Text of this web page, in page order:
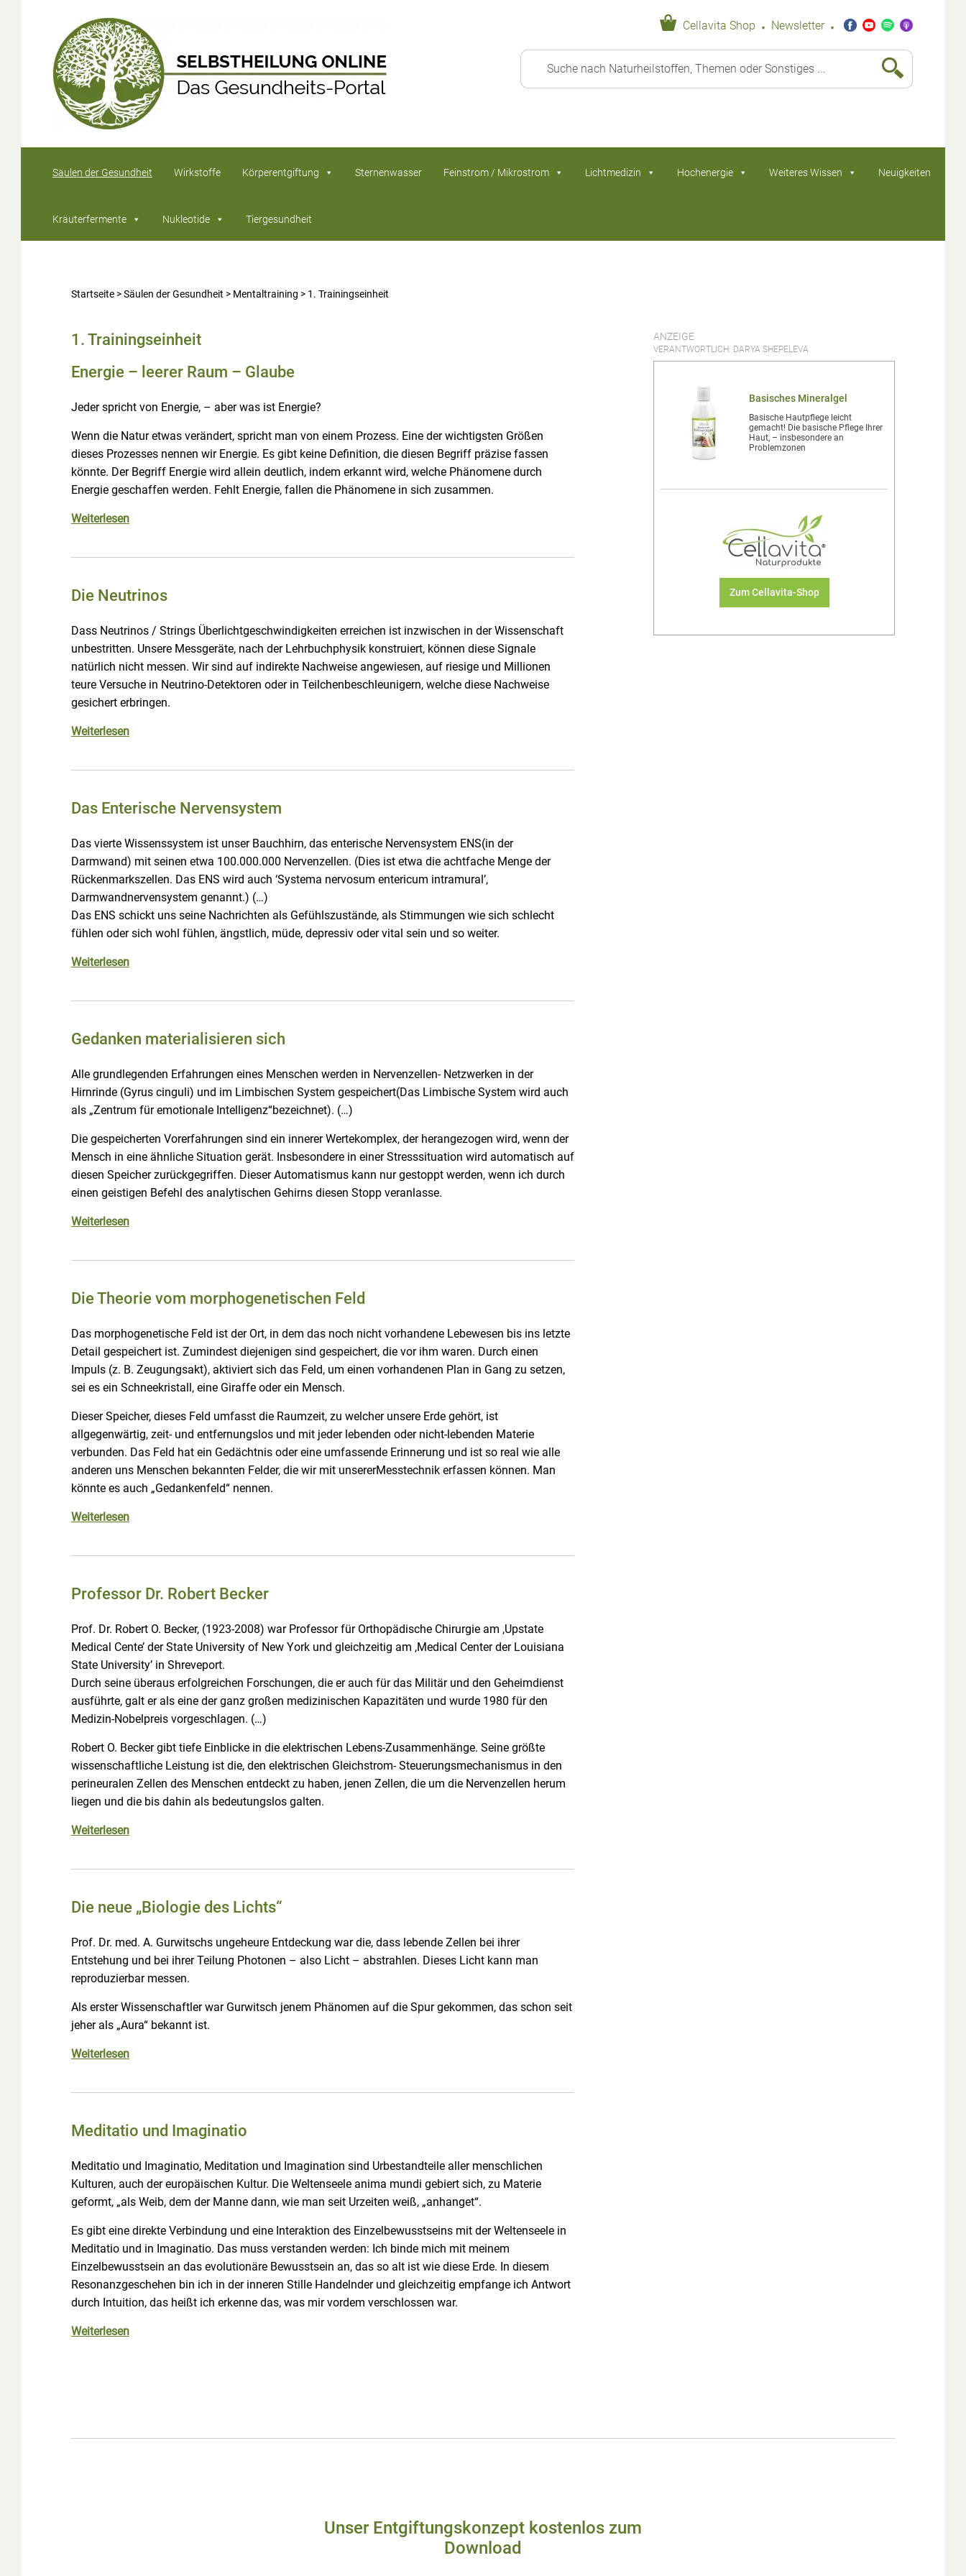
Cellavita Shop · Newsletter ·
Säulen der Gesundheit Wirkstoffe Körperentgiftung Sternenwasser Feinstrom / Mikrostrom Lichtmedizin Hochenergie Weiteres Wissen Neuigkeiten
Kräuterfermente Nukleotide Tiergesundheit
Startseite >Säulen der Gesundheit > Mentaltraining > 1. Trainingseinheit
1. Trainingseinheit
Energie – leerer Raum – Glaube
Jeder spricht von Energie, – aber was ist Energie?
Wenn die Natur etwas verändert, spricht man von einem Prozess. Eine der wichtigsten Größen
dieses Prozesses nennen wir Energie. Es gibt keine Definition, die diesen Begriff präzise fassen
könnte. Der Begriff Energie wird allein deutlich, indem erkannt wird, welche Phänomene durch
Energie geschaffen werden. Fehlt Energie, fallen die Phänomene in sich zusammen.
Weiterlesen
Die Neutrinos
Dass Neutrinos / Strings Überlichtgeschwindigkeiten erreichen ist inzwischen in der Wissenschaft
unbestritten. Unsere Messgeräte, nach der Lehrbuchphysik konstruiert, können diese Signale
natürlich nicht messen. Wir sind auf indirekte Nachweise angewiesen, auf riesige und Millionen
teure Versuche in Neutrino-Detektoren oder in Teilchenbeschleunigern, welche diese Nachweise
gesichert erbringen.
Weiterlesen
Das Enterische Nervensystem
Das vierte Wissenssystem ist unser Bauchhirn, das enterische Nervensystem ENS(in der
Darmwand) mit seinen etwa 100.000.000 Nervenzellen. (Dies ist etwa die achtfache Menge der
Rückenmarkszellen. Das ENS wird auch ‘Systema nervosum entericum intramural’,
Darmwandnervensystem genannt.) (…)
Das ENS schickt uns seine Nachrichten als Gefühlszustände, als Stimmungen wie sich schlecht
fühlen oder sich wohl fühlen, ängstlich, müde, depressiv oder vital sein und so weiter.
Weiterlesen
Gedanken materialisieren sich
Alle grundlegenden Erfahrungen eines Menschen werden in Nervenzellen- Netzwerken in der
Hirnrinde (Gyrus cinguli) und im Limbischen System gespeichert(Das Limbische System wird auch
als „Zentrum für emotionale Intelligenz“bezeichnet). (…)
Die gespeicherten Vorerfahrungen sind ein innerer Wertekomplex, der herangezogen wird, wenn der
Mensch in eine ähnliche Situation gerät. Insbesondere in einer Stresssituation wird automatisch auf
diesen Speicher zurückgegriffen. Dieser Automatismus kann nur gestoppt werden, wenn ich durch
einen geistigen Befehl des analytischen Gehirns diesen Stopp veranlasse.
Weiterlesen
Die Theorie vom morphogenetischen Feld
Das morphogenetische Feld ist der Ort, in dem das noch nicht vorhandene Lebewesen bis ins letzte
Detail gespeichert ist. Zumindest diejenigen sind gespeichert, die vor ihm waren. Durch einen
Impuls (z. B. Zeugungsakt), aktiviert sich das Feld, um einen vorhandenen Plan in Gang zu setzen,
sei es ein Schneekristall, eine Giraffe oder ein Mensch.
Dieser Speicher, dieses Feld umfasst die Raumzeit, zu welcher unsere Erde gehört, ist
allgegenwärtig, zeit- und entfernungslos und mit jeder lebenden oder nicht-lebenden Materie
verbunden. Das Feld hat ein Gedächtnis oder eine umfassende Erinnerung und ist so real wie alle
anderen uns Menschen bekannten Felder, die wir mit unsererMesstechnik erfassen können. Man
könnte es auch „Gedankenfeld“ nennen.
Weiterlesen
Professor Dr. Robert Becker
Prof. Dr. Robert O. Becker, (1923-2008) war Professor für Orthopädische Chirurgie am ,Upstate
Medical Cente’ der State University of New York und gleichzeitig am ,Medical Center der Louisiana
State University’ in Shreveport.
Durch seine überaus erfolgreichen Forschungen, die er auch für das Militär und den Geheimdienst
ausführte, galt er als eine der ganz großen medizinischen Kapazitäten und wurde 1980 für den
Medizin-Nobelpreis vorgeschlagen. (…)
Robert O. Becker gibt tiefe Einblicke in die elektrischen Lebens-Zusammenhänge. Seine größte
wissenschaftliche Leistung ist die, den elektrischen Gleichstrom- Steuerungsmechanismus in den
perineuralen Zellen des Menschen entdeckt zu haben, jenen Zellen, die um die Nervenzellen herum
liegen und die bis dahin als bedeutungslos galten.
Weiterlesen
Die neue „Biologie des Lichts“
Prof. Dr. med. A. Gurwitschs ungeheure Entdeckung war die, dass lebende Zellen bei ihrer
Entstehung und bei ihrer Teilung Photonen – also Licht – abstrahlen. Dieses Licht kann man
reproduzierbar messen.
Als erster Wissenschaftler war Gurwitsch jenem Phänomen auf die Spur gekommen, das schon seit
jeher als „Aura“ bekannt ist.
Weiterlesen
Meditatio und Imaginatio
Meditatio und Imaginatio, Meditation und Imagination sind Urbestandteile aller menschlichen
Kulturen, auch der europäischen Kultur. Die Weltenseele anima mundi gebiert sich, zu Materie
geformt, „als Weib, dem der Manne dann, wie man seit Urzeiten weiß, „anhanget“.
Es gibt eine direkte Verbindung und eine Interaktion des Einzelbewusstseins mit der Weltenseele in
Meditatio und in Imaginatio. Das muss verstanden werden: Ich binde mich mit meinem
Einzelbewusstsein an das evolutionäre Bewusstsein an, das so alt ist wie diese Erde. In diesem
Resonanzgeschehen bin ich in der inneren Stille Handelnder und gleichzeitig empfange ich Antwort
durch Intuition, das heißt ich erkenne das, was mir vordem verschlossen war.
Weiterlesen
ANZEIGE
VERANTWORTLICH: DARYA SHEPELEVA
Basisches Mineralgel
Basische Hautpflege leicht
gemacht! Die basische Pflege Ihrer
Haut, – insbesondere an
Problemzonen
Zum Cellavita-Shop
Unser Entgiftungskonzept kostenlos zum
Download